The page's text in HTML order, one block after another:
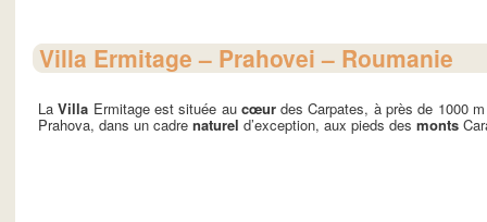
Villa Ermitage – Prahovei – Roumanie
LaVilla Ermitage est située au cœurdes Carpates, à près de 1000
Prahova, dans un cadrenaturel d’exception, aux pieds desmonts